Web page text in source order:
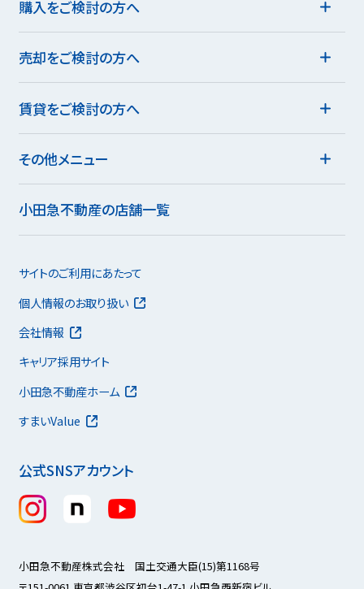
購入をご検討の方へ
売却をご検討の方へ
賃貸をご検討の方へ
その他メニュー
小田急不動産の店舗一覧
公式SNSアカウント
サイトのご利用にあたって
個人情報のお取り扱い
会社情報
キャリア採用サイト
小田急不動産ホーム
すまいValue
小田急不動産株式会社 国土交通大臣(15)第1168号